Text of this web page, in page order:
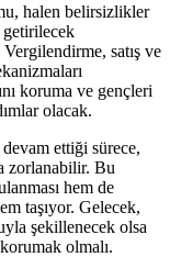
halen belirsizlikler
getirilecek
satış ve
koruma ve gençleri
olacak.
devam ettiği sürece,
zorlanabilir. Bu
hem de
taşıyor. Gelecek,
şekillenecek olsa
olmalı.